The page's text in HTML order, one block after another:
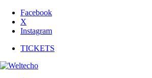
Facebook
X
Instagram
TICKETS